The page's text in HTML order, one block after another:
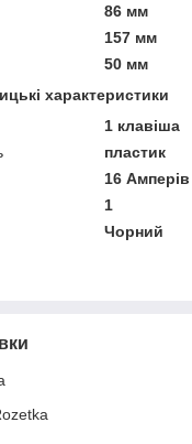
86 мм
157 мм
50 мм
характеристики
1 клавіша
пластик
16 Амперів
1
Чорний